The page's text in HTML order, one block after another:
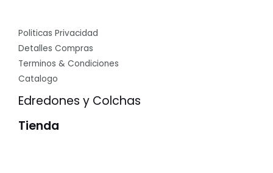
Politicas Privacidad
Detalles Compras
Terminos & Condiciones
Catalogo
Edredones y Colchas
Tienda